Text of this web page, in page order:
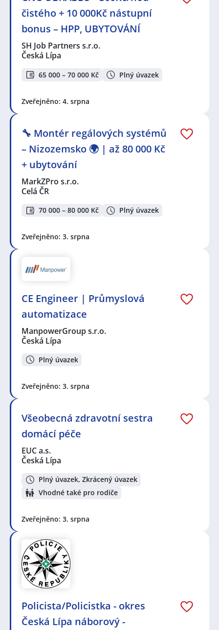
čistého + 10 000Kč nástupní
bonus – HPP, UBYTOVÁNÍ
SH Job Partners s.r.o.
Česká Lípa
65 000 – 70 000 Kč Plný úvazek
Zveřejněno: 4. srpna
🔧 Montér regálových systémů
– Nizozemsko 🌍 | až 80 000 Kč
+ ubytování
MarkZPro s.r.o.
Celá ČR
70 000 – 80 000 Kč Plný úvazek
Zveřejněno: 3. srpna
CE Engineer | Průmyslová
automatizace
ManpowerGroup s.r.o.
Česká Lípa
Plný úvazek
Zveřejněno: 3. srpna
Všeobecná zdravotní sestra
domácí péče
EUC a.s.
Česká Lípa
Plný úvazek, Zkrácený úvazek
Vhodné také pro rodiče
Zveřejněno: 3. srpna
Policista/Policistka - okres
Česká Lípa náborový -